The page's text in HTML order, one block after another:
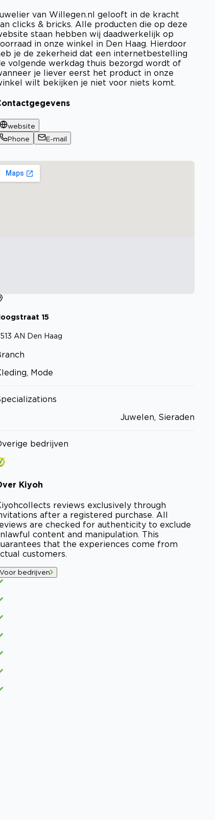
van Willegen.nl gelooft in de kracht
clicks & bricks. Alle producten die op deze
staan hebben wij daadwerkelijk op
in onze winkel in Den Haag. Hierdoor
je de zekerheid dat een internetbestelling
volgende werkdag thuis bezorgd wordt of
je liever eerst het product in onze
wilt bekijken je niet voor niets komt.
website
Phone
E-mail
15
AN Den Haag
Mode
Juwelen, Sieraden
bedrijven
Kiyoh
collects reviews exclusively through
after a registered purchase. All
are checked for authenticity to exclude
content and manipulation. This
that the experiences come from
customers.
Voor bedrijven